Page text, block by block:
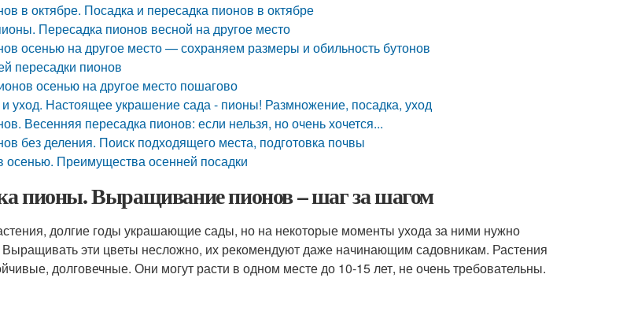
в октябре. Посадка и пересадка пионов в октябре
Пересадка пионов весной на другое место
осенью на другое место — сохраняем размеры и обильность бутонов
пересадки пионов
осенью на другое место пошагово
уход. Настоящее украшение сада - пионы! Размножение, посадка, уход
Весенняя пересадка пионов: если нельзя, но очень хочется...
без деления. Поиск подходящего места, подготовка почвы
осенью. Преимущества осенней посадки
пионы. Выращивание пионов – шаг за шагом
долгие годы украшающие сады, но на некоторые моменты ухода за ними нужно
эти цветы несложно, их рекомендуют даже начинающим садовникам. Растения
долговечные. Они могут расти в одном месте до 10-15 лет, не очень требовательны.